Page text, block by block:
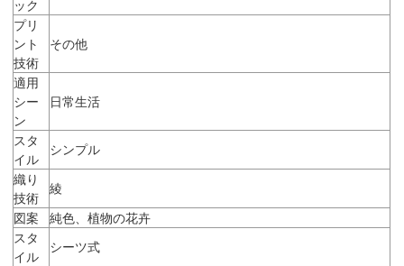
ック
プリ
ント
技術
その他
適用
シー
ン
日常生活
スタ
イル
シンプル
織り
技術
綾
図案
純色、植物の花卉
スタ
イル
シーツ式